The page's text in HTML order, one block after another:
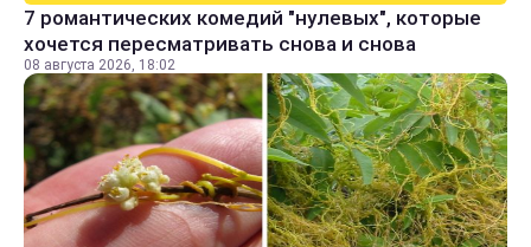
7 романтических комедий "нулевых", которые
хочется пересматривать снова и снова
08 августа 2026, 18:02